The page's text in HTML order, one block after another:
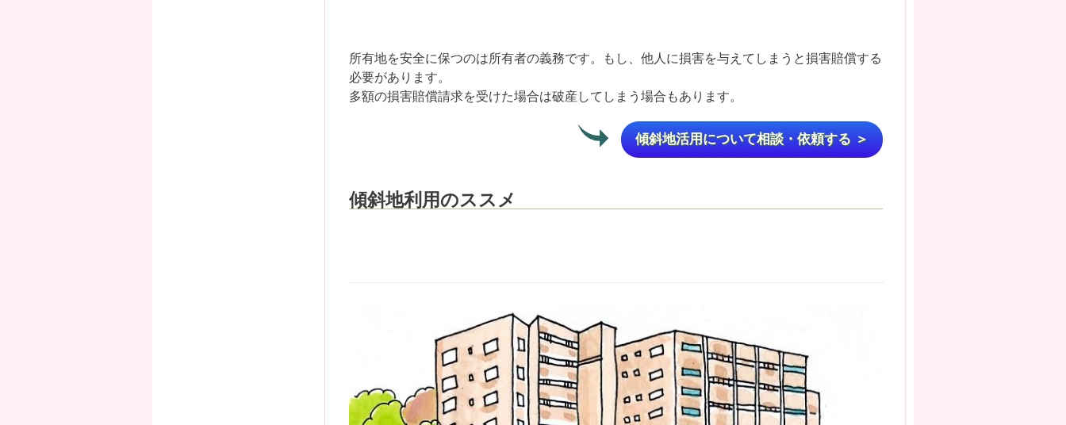
所有地を安全に保つのは所有者の義務です。もし、他人に損害を与えてしまうと損害賠償する
必要があります。
多額の損害賠償請求を受けた場合は破産してしまう場合もあります。
傾斜地活用について相談・依頼する ＞
傾斜地利用のススメ